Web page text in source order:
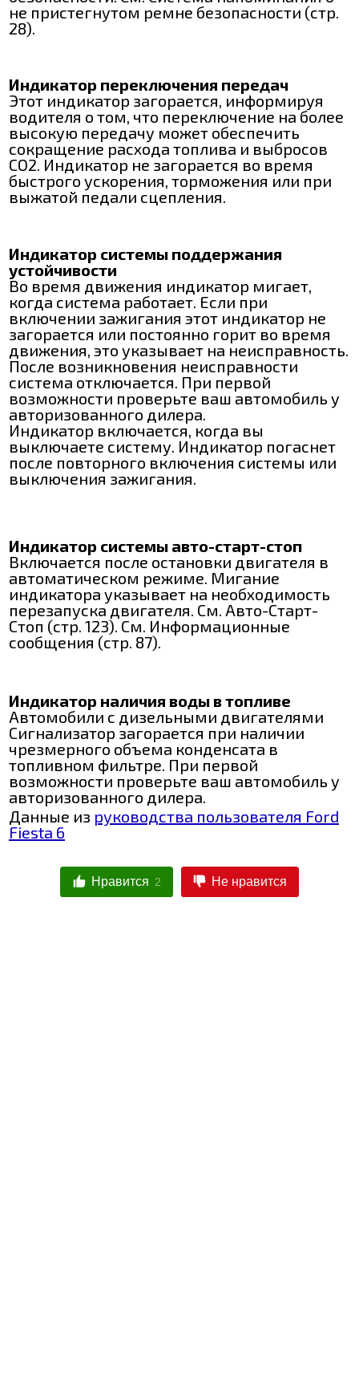
не пристегнутом ремне безопасности (стр.
28).
Индикатор переключения передач
Этот индикатор загорается, информируя
водителя о том, что переключение на более
высокую передачу может обеспечить
сокращение расхода топлива и выбросов
СО2. Индикатор не загорается во время
быстрого ускорения, торможения или при
выжатой педали сцепления.
Индикатор системы поддержания
устойчивости
Во время движения индикатор мигает,
когда система работает. Если при
включении зажигания этот индикатор не
загорается или постоянно горит во время
движения, это указывает на неисправность.
После возникновения неисправности
система отключается. При первой
возможности проверьте ваш автомобиль у
авторизованного дилера.
Индикатор включается, когда вы
выключаете систему. Индикатор погаснет
после повторного включения системы или
выключения зажигания.
Индикатор системы авто-старт-стоп
Включается после остановки двигателя в
автоматическом режиме. Мигание
индикатора указывает на необходимость
перезапуска двигателя. См. Авто-Старт-
Стоп (стр. 123). См. Информационные
сообщения (стр. 87).
Индикатор наличия воды в топливе
Автомобили с дизельными двигателями
Сигнализатор загорается при наличии
чрезмерного объема конденсата в
топливном фильтре. При первой
возможности проверьте ваш автомобиль у
авторизованного дилера.
Данные из руководства пользователя Ford
Fiesta 6
Нравится 2 Не нравится